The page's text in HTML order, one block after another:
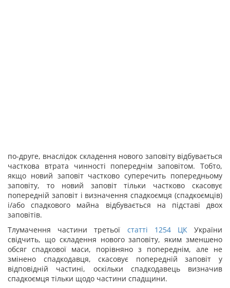
по-друге, внаслідок складення нового заповіту відбувається
часткова втрата чинності попереднім заповітом. Тобто,
якщо новий заповіт частково суперечить попередньому
заповіту, то новий заповіт тільки частково скасовує
попередній заповіт і визначення спадкоємця (спадкоємців)
і/або спадкового майна відбувається на підставі двох
заповітів.
Тлумачення частини третьої статті 1254 ЦКУкраїни
свідчить, що складення нового заповіту, яким зменшено
обсяг спадкової маси, порівняно з попереднім, але не
змінено спадкодавця, скасовує попередній заповіт у
відповідній частині, оскільки спадкодавець визначив
спадкоємця тільки щодо частини спадщини.